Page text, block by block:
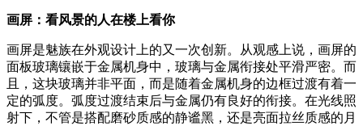
画屏：看风景的人在楼上看你
画屏是魅族在外观设计上的又一次创新。从观感上说，画屏的
面板玻璃镶嵌于金属机身中，玻璃与金属衔接处平滑严密。而
且，这块玻璃并非平面，而是随着金属机身的边框过渡有着一
定的弧度。弧度过渡结束后与金属仍有良好的衔接。在光线照
射下，不管是搭配磨砂质感的静谧黑，还是亮面拉丝质感的月